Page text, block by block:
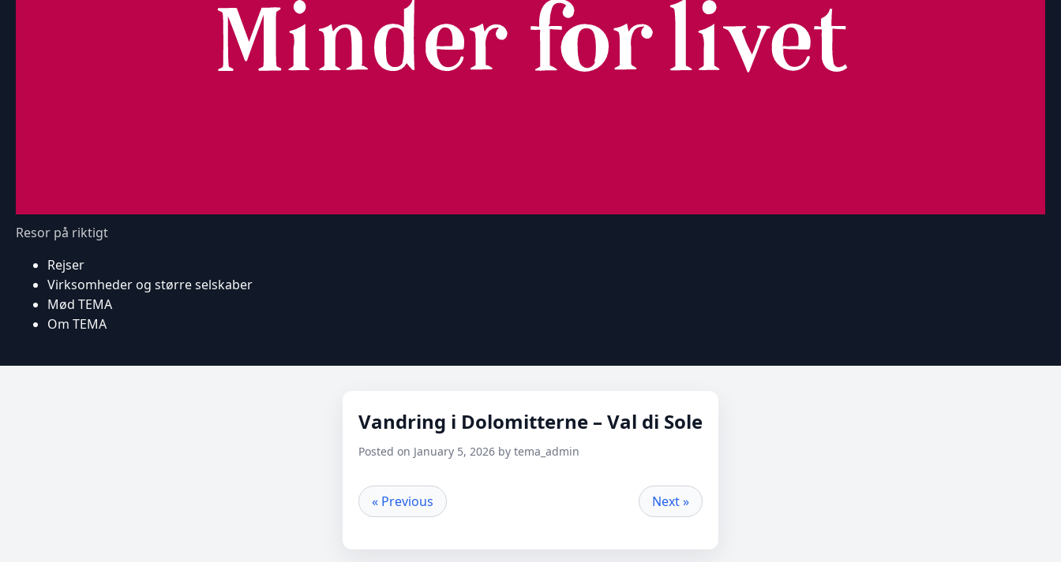
Resor på riktigt
Rejser
Virksomheder og større selskaber
Mød TEMA
Om TEMA
Vandring i Dolomitterne – Val di Sole
Posted on January 5, 2026 by tema_admin
« Previous Next »